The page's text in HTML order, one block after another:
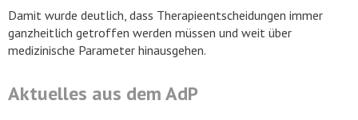
Damit wurde deutlich, dass Therapieentscheidungen immer
ganzheitlich getroffen werden müssen und weit über
medizinische Parameter hinausgehen.
Aktuelles aus dem AdP